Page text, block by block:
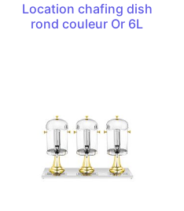
Location chafing dish
rond couleur Or 6L